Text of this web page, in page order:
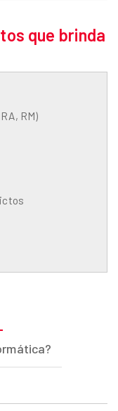
que brinda
RM)